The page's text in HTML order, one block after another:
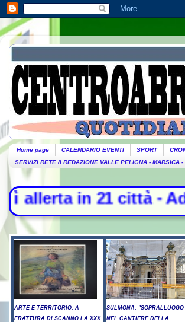
Home page CALENDARIO EVENTI SPORT
SERVIZI RETE 8 REDAZIONE VALLE PELIGNA - MARSICA -
- Addio a
ARTE E TERRITORIO: A
FRATTURA DI SCANNO LA XXX
SULMONA: "SOPRALLUOGO
NEL CANTIERE DELLA